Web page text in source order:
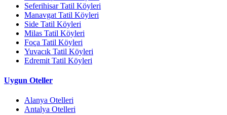
Seferihisar Tatil Köyleri
Manavgat Tatil Köyleri
Side Tatil Köyleri
Milas Tatil Köyleri
Foça Tatil Köyleri
Yuvacık Tatil Köyleri
Edremit Tatil Köyleri
Uygun Oteller
Alanya Otelleri
Antalya Otelleri